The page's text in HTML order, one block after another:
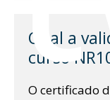
Qual a
curso
O certificado